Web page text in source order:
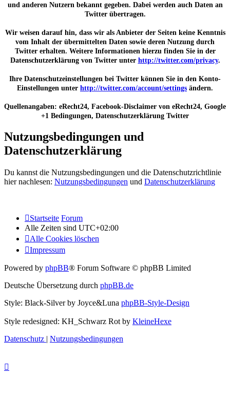
und anderen Nutzern bekannt gegeben. Dabei werden auch Daten an
Twitter übertragen.
Wir weisen darauf hin, dass wir als Anbieter der Seiten keine Kenntnis
vom Inhalt der übermittelten Daten sowie deren Nutzung durch
Twitter erhalten. Weitere Informationen hierzu finden Sie in der
Datenschutzerklärung von Twitter unter http://twitter.com/privacy.
Ihre Datenschutzeinstellungen bei Twitter können Sie in den Konto-
Einstellungen unter http://twitter.com/account/settings ändern.
Quellenangaben: eRecht24, Facebook-Disclaimer von eRecht24, Google
+1 Bedingungen, Datenschutzerklärung Twitter
Nutzungsbedingungen und
Datenschutzerklärung
Du kannst die Nutzungsbedingungen und die Datenschutzrichtlinie
hier nachlesen: Nutzungsbedingungen und Datenschutzerklärung
Startseite Forum
Alle Zeiten sind UTC+02:00
Alle Cookies löschen
Impressum
Powered by phpBB® Forum Software © phpBB Limited
Deutsche Übersetzung durch phpBB.de
Style: Black-Silver by Joyce&Luna phpBB-Style-Design
Style redesigned: KH_Schwarz Rot by KleineHexe
Datenschutz | Nutzungsbedingungen